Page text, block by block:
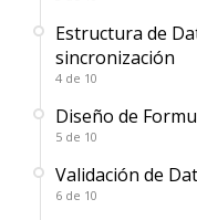
Estructura de
sincronización
4 de 10
Diseño de
5 de 10
Validación de
6 de 10